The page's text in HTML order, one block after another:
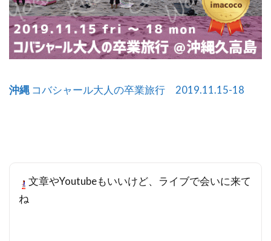
沖縄 コバシャール大人の卒業旅行 2019.11.15-18
文章やYoutubeもいいけど、ライブで会いに来て
ね